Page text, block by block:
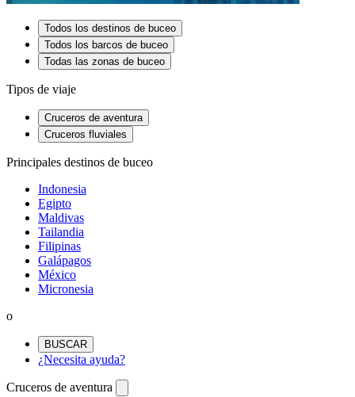
Todos los destinos de buceo
Todos los barcos de buceo
Todas las zonas de buceo
Tipos de viaje
Cruceros de aventura
Cruceros fluviales
Principales destinos de buceo
Indonesia
Egipto
Maldivas
Tailandia
Filipinas
Galápagos
México
Micronesia
o
BUSCAR
¿Necesita ayuda?
Cruceros de aventura